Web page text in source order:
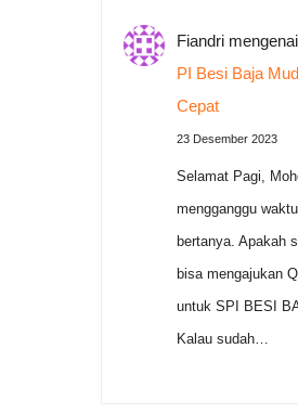
Fiandrimengenai
PI Besi Baja
Cepat
23 Desember 2023
Selamat Pagi,
mengganggu
bertanya. Apakah
bisa mengajukan
untuk SPI BESI
Kalau sudah…